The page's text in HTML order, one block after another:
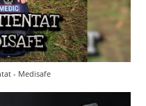
- Medisafe